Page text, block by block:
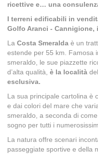
ricettive e… una
I terreni edificabili in
Golfo Aranci - Cannigione,
La Costa Smeralda è un
estende per 55 km. Famosa
smeraldo, le sue piazzette
d’alta qualità, è la località
esclusiva.
La sua principale cartolina è
e dai colori del mare che
smeraldo, a seconda di
sogno per tutti i
La natura offre scenari
passeggiate sportive e della